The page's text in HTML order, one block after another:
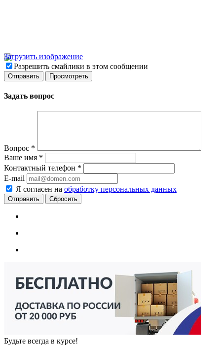
Загрузить изображение
Разрешить смайлики в этом сообщении
Задать вопрос
Вопрос *
Ваше имя *
Контактный телефон *
E-mail
Я согласен на обработку персональных данных
Сбросить
Будьте всегда в курсе!